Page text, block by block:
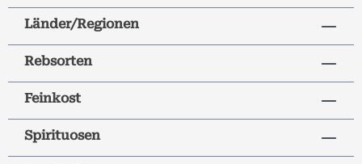
Länder/Regionen
Rebsorten
Feinkost
Spirituosen